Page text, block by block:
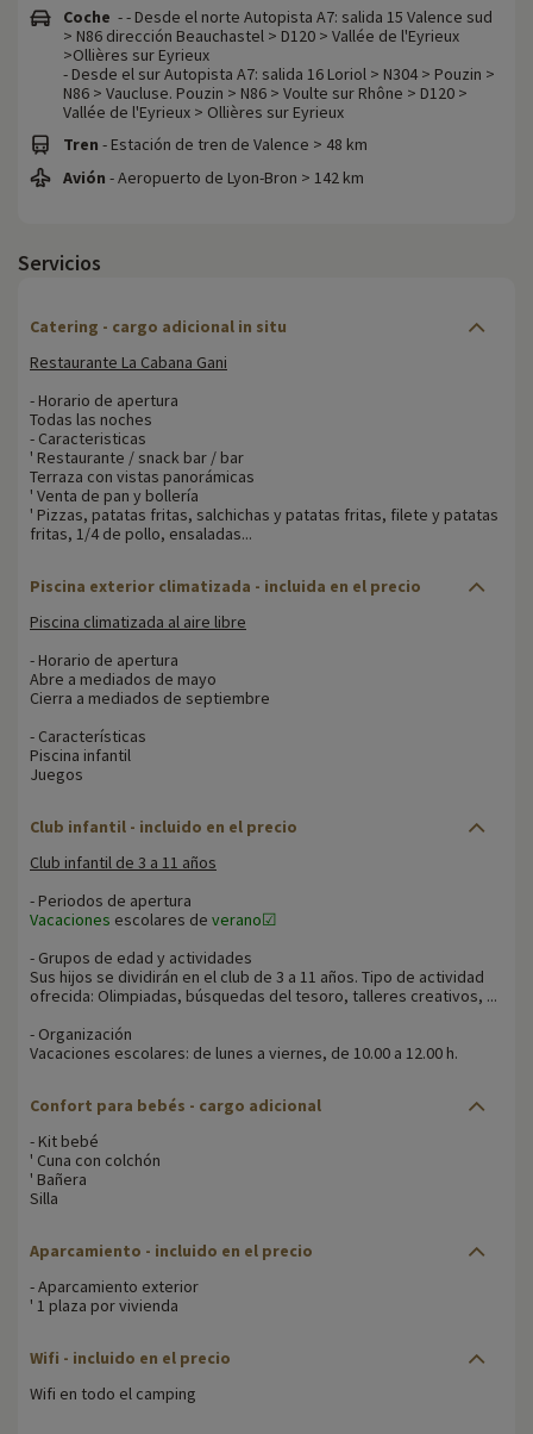
Coche - - Desde el norte Autopista A7: salida 15 Valence sud
> N86 dirección Beauchastel > D120 > Vallée de l'Eyrieux
>Ollières sur Eyrieux
- Desde el sur Autopista A7: salida 16 Loriol > N304 > Pouzin >
N86 > Vaucluse. Pouzin > N86 > Voulte sur Rhône > D120 >
Vallée de l'Eyrieux > Ollières sur Eyrieux
Tren - Estación de tren de Valence > 48 km
Avión - Aeropuerto de Lyon-Bron > 142 km
Servicios
Catering - cargo adicional in situ
Restaurante La Cabana Gani
- Horario de apertura
Todas las noches
- Caracteristicas
' Restaurante / snack bar / bar
Terraza con vistas panorámicas
' Venta de pan y bollería
' Pizzas, patatas fritas, salchichas y patatas fritas, filete y patatas
fritas, 1/4 de pollo, ensaladas...
Piscina exterior climatizada - incluida en el precio
Piscina climatizada al aire libre
- Horario de apertura
Abre a mediados de mayo
Cierra a mediados de septiembre
- Características
Piscina infantil
Juegos
Club infantil - incluido en el precio
Club infantil de 3 a 11 años
- Periodos de apertura
Vacaciones escolares de verano☑
- Grupos de edad y actividades
Sus hijos se dividirán en el club de 3 a 11 años. Tipo de actividad
ofrecida: Olimpiadas, búsquedas del tesoro, talleres creativos, ...
- Organización
Vacaciones escolares: de lunes a viernes, de 10.00 a 12.00 h.
Confort para bebés - cargo adicional
- Kit bebé
' Cuna con colchón
' Bañera
Silla
Aparcamiento - incluido en el precio
- Aparcamiento exterior
' 1 plaza por vivienda
Wifi - incluido en el precio
Wifi en todo el camping